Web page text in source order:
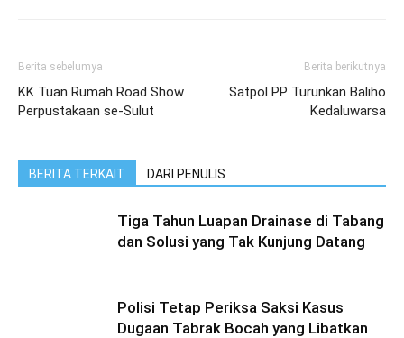
Berita sebelumya
KK Tuan Rumah Road Show
Perpustakaan se-Sulut
Berita berikutnya
Satpol PP Turunkan Baliho
Kedaluwarsa
BERITA TERKAIT DARI PENULIS
Tiga Tahun Luapan Drainase di Tabang
dan Solusi yang Tak Kunjung Datang
Polisi Tetap Periksa Saksi Kasus
Dugaan Tabrak Bocah yang Libatkan